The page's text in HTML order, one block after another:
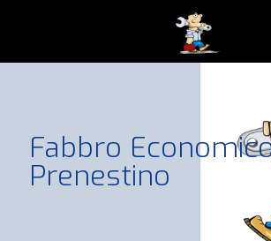
Fabbro
Prenestino